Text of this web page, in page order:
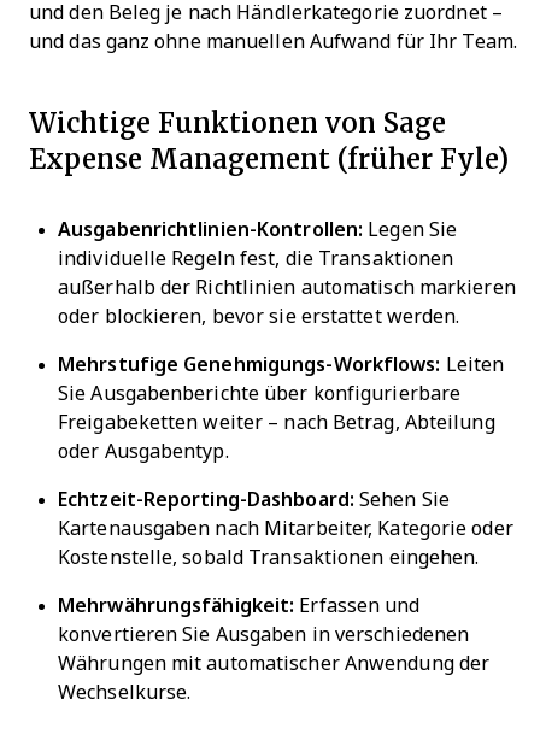
und den Beleg je nach Händlerkategorie zuordnet –
und das ganz ohne manuellen Aufwand für Ihr Team.
Wichtige Funktionen von Sage
Expense Management (früher Fyle)
Ausgabenrichtlinien-Kontrollen: Legen Sie
individuelle Regeln fest, die Transaktionen
außerhalb der Richtlinien automatisch markieren
oder blockieren, bevor sie erstattet werden.
Mehrstufige Genehmigungs-Workflows: Leiten
Sie Ausgabenberichte über konfigurierbare
Freigabeketten weiter – nach Betrag, Abteilung
oder Ausgabentyp.
Echtzeit-Reporting-Dashboard: Sehen Sie
Kartenausgaben nach Mitarbeiter, Kategorie oder
Kostenstelle, sobald Transaktionen eingehen.
Mehrwährungsfähigkeit: Erfassen und
konvertieren Sie Ausgaben in verschiedenen
Währungen mit automatischer Anwendung der
Wechselkurse.